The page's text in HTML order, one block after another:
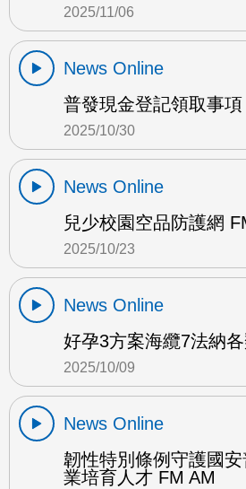
2025/11/06
News Online
普發現金登記領取事項
2025/10/30
News Online
兒少校園空品防護網
2025/10/23
News Online
好孕3方案海纜7法納
2025/10/09
News Online
韌性特別條例守護國
業培育人才 FM AM